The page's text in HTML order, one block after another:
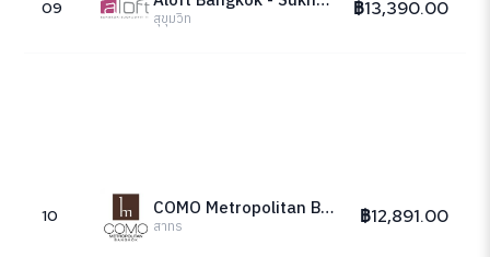
09
สุขุมวิท ฿13,390.00
10 COMO Metropolitan Bangkok
สาทร ฿12,891.00